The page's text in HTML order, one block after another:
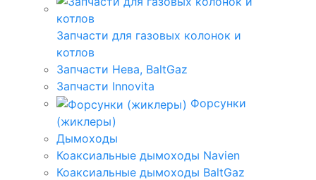
Запчасти для газовых колонок и
котлов
Запчасти Нева, BaltGaz
Запчасти Innovita
Форсунки
(жиклеры)
Дымоходы
Коаксиальные дымоходы Navien
Коаксиальные дымоходы BaltGaz